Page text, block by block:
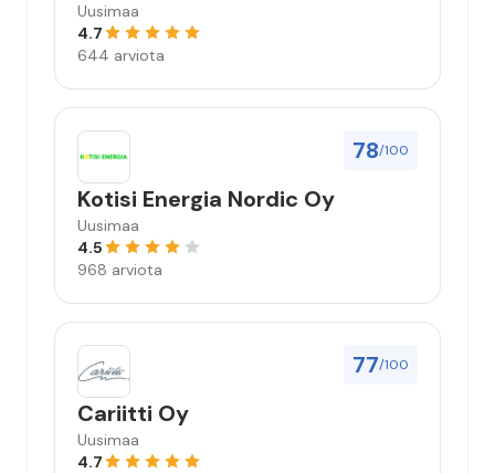
Uusimaa
4.7
644 arviota
78/100
Kotisi Energia Nordic Oy
Uusimaa
4.5
968 arviota
77/100
Cariitti Oy
Uusimaa
4.7